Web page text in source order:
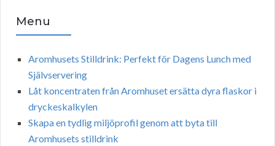
Menu
Aromhusets Stilldrink: Perfekt för Dagens Lunch med
Självservering
Låt koncentraten från Aromhuset ersätta dyra flaskor i
dryckeskalkylen
Skapa en tydlig miljöprofil genom att byta till
Aromhusets stilldrink